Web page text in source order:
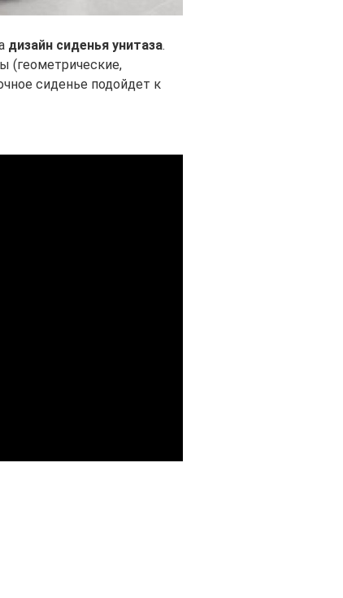
дизайн сиденья унитаза.
(геометрические,
сиденье подойдет к